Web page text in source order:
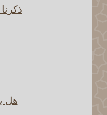
هل